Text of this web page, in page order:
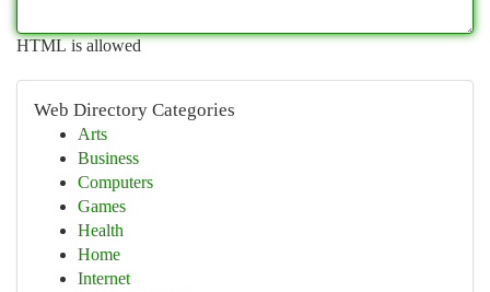
HTML is allowed
Web Directory Categories
Arts
Business
Computers
Games
Health
Home
Internet